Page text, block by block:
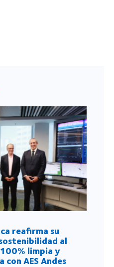
reafirma su
al
limpia y
con AES Andes